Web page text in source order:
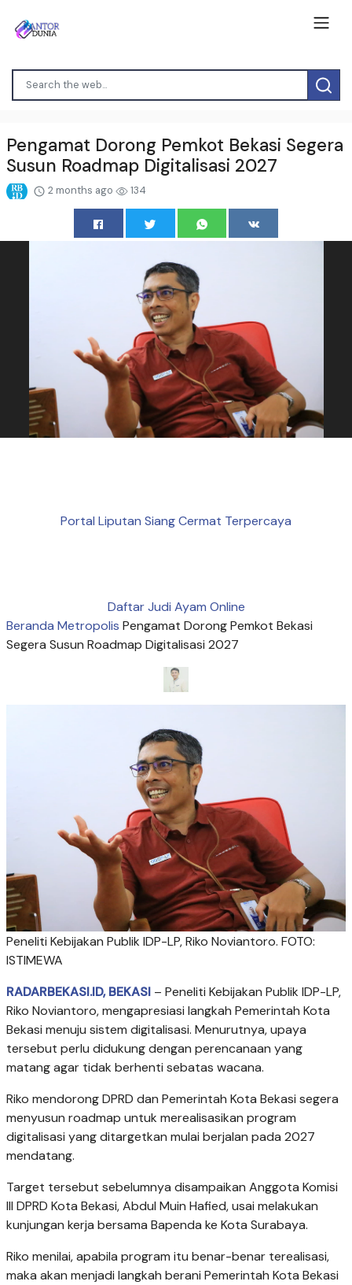
Pengamat Dorong Pemkot Bekasi Segera
Susun Roadmap Digitalisasi 2027
2 months ago 134
Portal Liputan Siang Cermat Terpercaya
Daftar Judi Ayam Online
Beranda Metropolis Pengamat Dorong Pemkot Bekasi
Segera Susun Roadmap Digitalisasi 2027
Peneliti Kebijakan Publik IDP-LP, Riko Noviantoro. FOTO:
ISTIMEWA
RADARBEKASI.ID, BEKASI – Peneliti Kebijakan Publik IDP-LP,
Riko Noviantoro, mengapresiasi langkah Pemerintah Kota
Bekasi menuju sistem digitalisasi. Menurutnya, upaya
tersebut perlu didukung dengan perencanaan yang
matang agar tidak berhenti sebatas wacana.
Riko mendorong DPRD dan Pemerintah Kota Bekasi segera
menyusun roadmap untuk merealisasikan program
digitalisasi yang ditargetkan mulai berjalan pada 2027
mendatang.
Target tersebut sebelumnya disampaikan Anggota Komisi
III DPRD Kota Bekasi, Abdul Muin Hafied, usai melakukan
kunjungan kerja bersama Bapenda ke Kota Surabaya.
Riko menilai, apabila program itu benar-benar terealisasi,
maka akan menjadi langkah berani Pemerintah Kota Bekasi